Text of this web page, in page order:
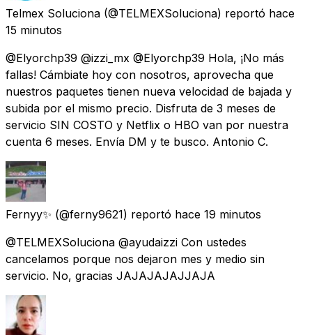
Telmex Soluciona (@TELMEXSoluciona) reportó hace
15 minutos
@Elyorchp39 @izzi_mx @Elyorchp39 Hola, ¡No más
fallas! Cámbiate hoy con nosotros, aprovecha que
nuestros paquetes tienen nueva velocidad de bajada y
subida por el mismo precio. Disfruta de 3 meses de
servicio SIN COSTO y Netflix o HBO van por nuestra
cuenta 6 meses. Envía DM y te busco. Antonio C.
Fernyy✨ (@ferny9621) reportó hace 19 minutos
@TELMEXSoluciona @ayudaizzi Con ustedes
cancelamos porque nos dejaron mes y medio sin
servicio. No, gracias JAJAJAJAJJAJA